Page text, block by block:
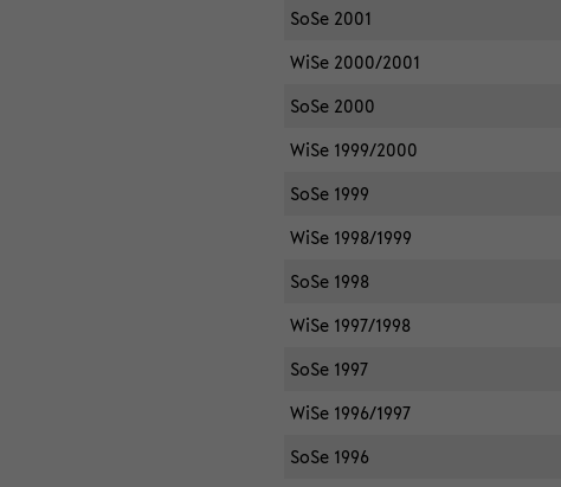
SoSe 2001
WiSe 2000/2001
SoSe 2000
WiSe 1999/2000
SoSe 1999
WiSe 1998/1999
SoSe 1998
WiSe 1997/1998
SoSe 1997
WiSe 1996/1997
SoSe 1996